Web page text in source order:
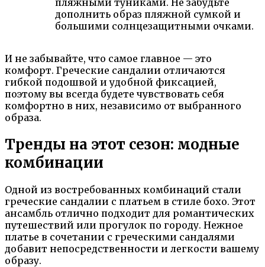
дополнить образ пляжной сумкой и
большими солнцезащитными очками.
И не забывайте, что самое главное — это
комфорт. Греческие сандалии отличаются
гибкой подошвой и удобной фиксацией,
поэтому вы всегда будете чувствовать себя
комфортно в них, независимо от выбранного
образа.
Тренды на этот сезон: модные
комбинации
Одной из востребованных комбинаций стали
греческие сандалии с платьем в стиле бохо. Этот
ансамбль отлично подходит для романтических
путешествий или прогулок по городу. Нежное
платье в сочетании с греческими сандалями
добавит непосредственности и легкости вашему
образу.